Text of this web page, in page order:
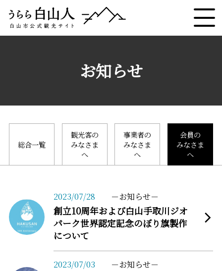
お知らせ
総合一覧
観光客の
みなさま
へ
事業者の
みなさま
へ
会員の
みなさま
へ
創立10周年および白山手取川ジオ
パーク世界認定記念のぼり旗製作
について
2023/07/28 お知らせ
2023/07/03 お知らせ
more